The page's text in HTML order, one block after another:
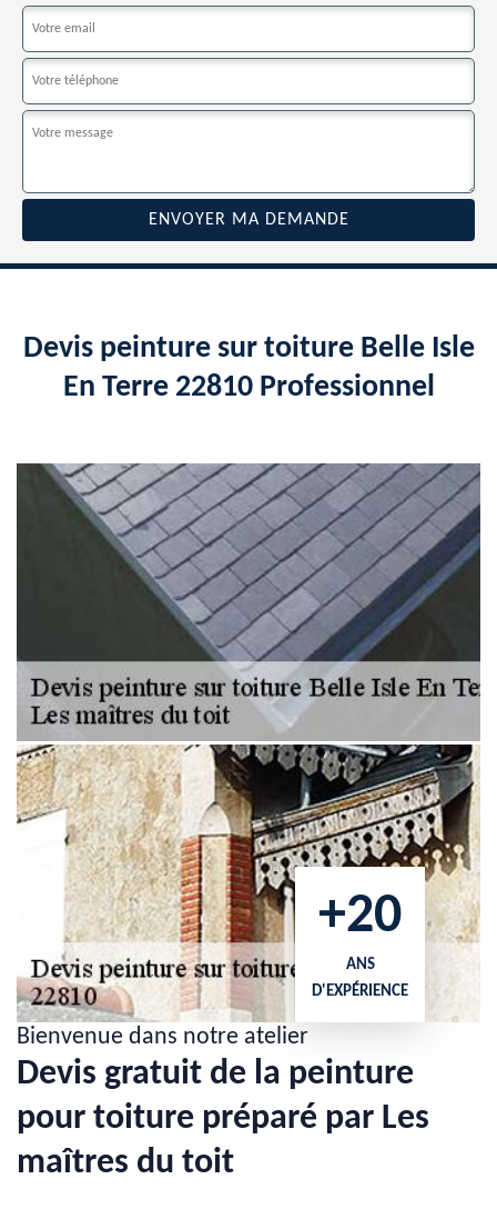
Devis peinture sur toiture Belle Isle
En Terre 22810 Professionnel
+20
ANS
D'EXPÉRIENCE
Bienvenue dans notre atelier
Devis gratuit de la peinture
pour toiture préparé par Les
maîtres du toit